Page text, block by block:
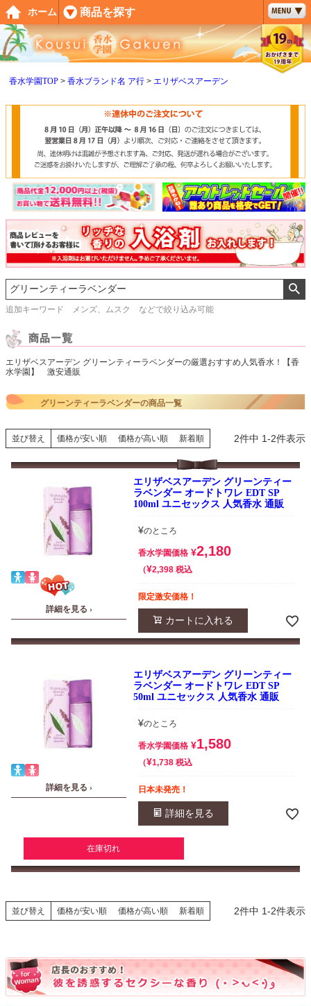
香水学園TOP 香水ブランド名 ア行 エリザベスアーデン
追加キーワード メンズ、ムスク などで絞り込み可能
エリザベスアーデン グリーンティーラベンダーの厳選おすすめ人気香水！【香
水学園】 激安通販
グリーンティーラベンダーの商品一覧
並び替え 価格が安い順 価格が高い順 新着順 2件中 1-2件表示
詳細を見る ›
エリザベスアーデン グリーンティー
ラベンダー オードトワレ EDT SP
100ml ユニセックス 人気香水 通販
¥のところ
香水学園価格 ¥2,180
¥2,398 税込
限定激安価格！
カートに入れる
詳細を見る ›
エリザベスアーデン グリーンティー
ラベンダー オードトワレ EDT SP
50ml ユニセックス 人気香水 通販
¥のところ
香水学園価格 ¥1,580
¥1,738 税込
日本未発売！
詳細を見る
在庫切れ
並び替え 価格が安い順 価格が高い順 新着順 2件中 1-2件表示
ペー
ジト
ップ
へ
ホーム 商品を探す